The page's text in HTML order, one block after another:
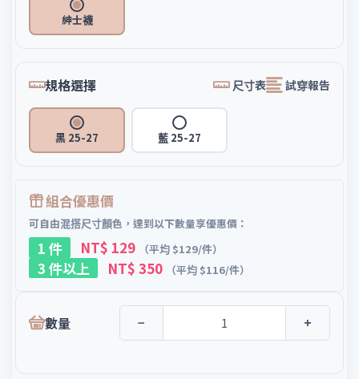
紳士襪
規格選擇 尺寸表 試穿報告
黑 25-27 藍 25-27
組合優惠價
可自由混搭尺寸顏色，達到以下數量享優惠價：
1 件 NT$ 129 （平均 $129/件）
3 件以上 NT$ 350 （平均 $116/件）
數量 − +